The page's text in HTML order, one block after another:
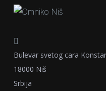
Bulevar svetog cara
18000 Niš
Srbija